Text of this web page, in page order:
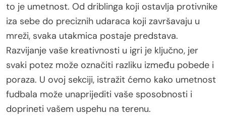
to je umetnost. Od driblinga koji ostavlja protivnike
iza sebe do preciznih udaraca koji završavaju u
mreži, svaka utakmica postaje predstava.
Razvijanje vaše kreativnosti u igri je ključno, jer
svaki potez može označiti razliku između pobede i
poraza. U ovoj sekciji, istražit ćemo kako umetnost
fudbala može unaprijediti vaše sposobnosti i
doprineti vašem uspehu na terenu.